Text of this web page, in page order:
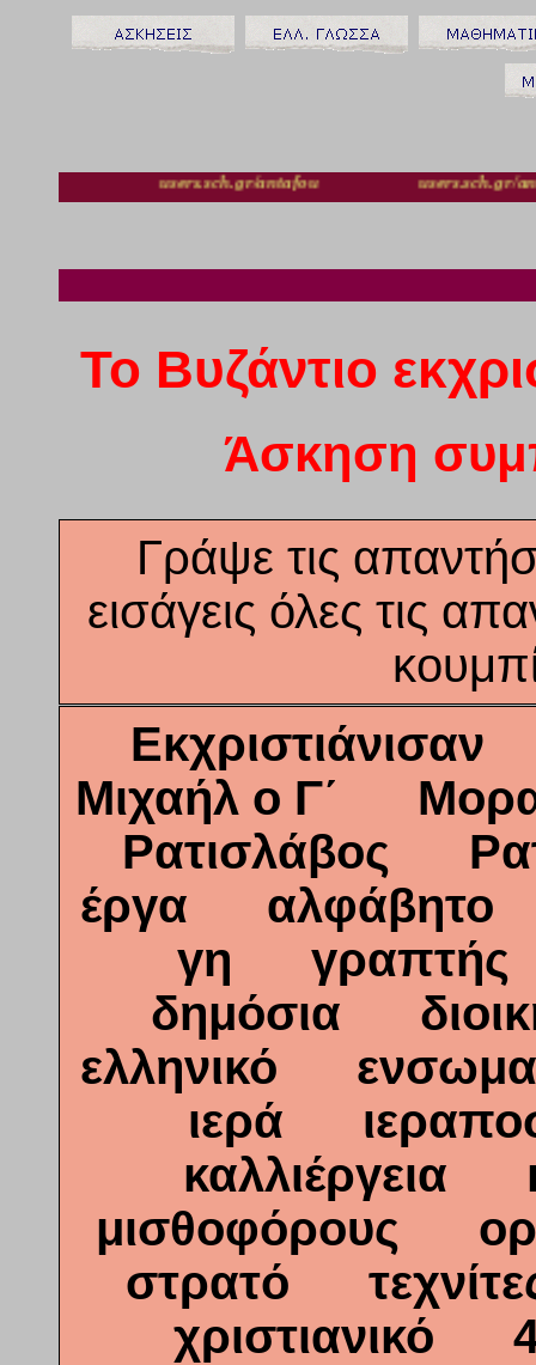
antafou users.sch.gr/antafou
Το Βυζάντιο
Άσκηση
Γράψε τις
εισάγεις όλες τις
Μιχαήλ ο Γ΄
Ρατισλάβος
έργα αλφάβητο
γη
δημόσια
ελληνικό
ιερά
μισθοφόρους
στρατό